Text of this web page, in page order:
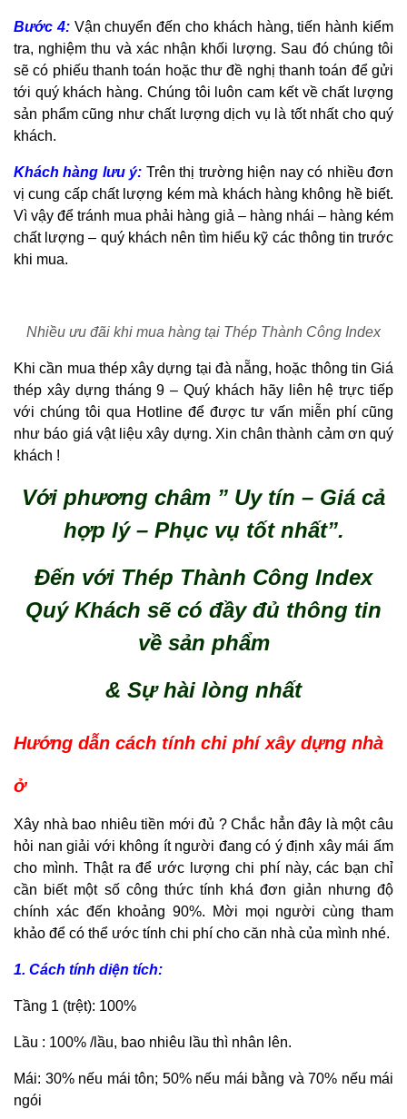
Bước 4: Vận chuyển đến cho khách hàng, tiến hành kiểm
tra, nghiệm thu và xác nhận khối lượng. Sau đó chúng tôi
sẽ có phiếu thanh toán hoặc thư đề nghị thanh toán để gửi
tới quý khách hàng. Chúng tôi luôn cam kết về chất lượng
sản phẩm cũng như chất lượng dịch vụ là tốt nhất cho quý
khách.
Khách hàng lưu ý: Trên thị trường hiện nay có nhiều đơn
vị cung cấp chất lượng kém mà khách hàng không hề biết.
Vì vậy để tránh mua phải hàng giả – hàng nhái – hàng kém
chất lượng – quý khách nên tìm hiểu kỹ các thông tin trước
khi mua.
Nhiều ưu đãi khi mua hàng tại Thép Thành Công Index
Khi cần mua thép xây dựng tại đà nẵng, hoặc thông tin Giá
thép xây dựng tháng 9 – Quý khách hãy liên hệ trực tiếp
với chúng tôi qua Hotline để được tư vấn miễn phí cũng
như báo giá vật liệu xây dựng. Xin chân thành cảm ơn quý
khách !
Với phương châm ” Uy tín – Giá cả
hợp lý – Phục vụ tốt nhất”.
Đến với Thép Thành Công Index
Quý Khách sẽ có đầy đủ thông tin
về sản phẩm
& Sự hài lòng nhất
Hướng dẫn cách tính chi phí xây dựng nhà
ở
Xây nhà bao nhiêu tiền mới đủ ? Chắc hẳn đây là một câu
hỏi nan giải với không ít người đang có ý định xây mái ấm
cho mình. Thật ra để ước lượng chi phí này, các bạn chỉ
cần biết một số công thức tính khá đơn giản nhưng độ
chính xác đến khoảng 90%. Mời mọi người cùng tham
khảo để có thể ước tính chi phí cho căn nhà của mình nhé.
1. Cách tính diện tích:
Tầng 1 (trệt): 100%
Lầu : 100% /lầu, bao nhiêu lầu thì nhân lên.
Mái: 30% nếu mái tôn; 50% nếu mái bằng và 70% nếu mái
ngói